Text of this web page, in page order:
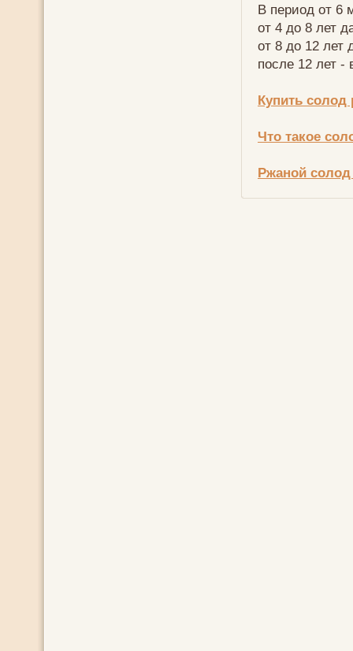
В период от 6
от 4 до 8 лет
от 8 до 12 лет
после 12 лет -
Купить солод
Что такое
Ржаной